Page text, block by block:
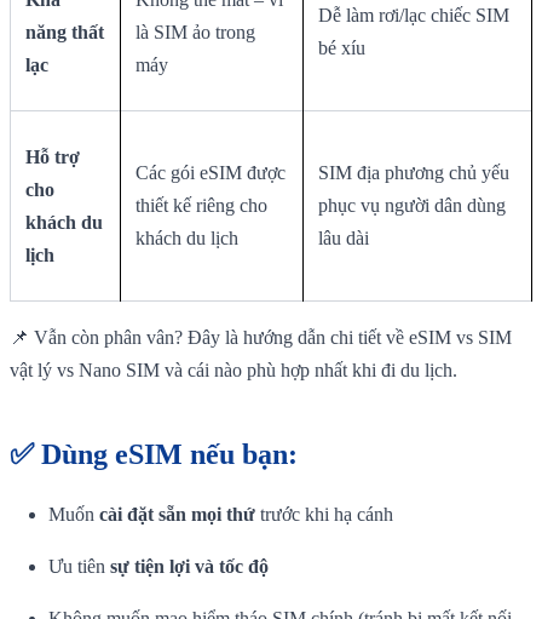
năng thất
lạc
là SIM ảo trong
máy
Dễ làm rơi/lạc chiếc SIM
bé xíu
Hỗ trợ
cho
khách du
lịch
Các gói eSIM được
thiết kế riêng cho
khách du lịch
SIM địa phương chủ yếu
phục vụ người dân dùng
lâu dài
📌 Vẫn còn phân vân? Đây là hướng dẫn chi tiết về eSIM vs SIM
vật lý vs Nano SIM và cái nào phù hợp nhất khi đi du lịch.
✅ Dùng eSIM nếu bạn:
Muốn cài đặt sẵn mọi thứ trước khi hạ cánh
Ưu tiên sự tiện lợi và tốc độ